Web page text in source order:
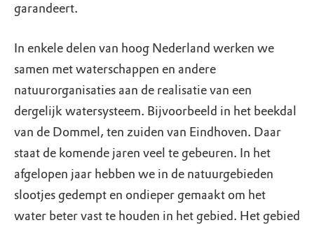
garandeert.
In enkele delen van hoog Nederland werken we
samen met waterschappen en andere
natuurorganisaties aan de realisatie van een
dergelijk watersysteem. Bijvoorbeeld in het beekdal
van de Dommel, ten zuiden van Eindhoven. Daar
staat de komende jaren veel te gebeuren. In het
afgelopen jaar hebben we in de natuurgebieden
slootjes gedempt en ondieper gemaakt om het
water beter vast te houden in het gebied. Het gebied